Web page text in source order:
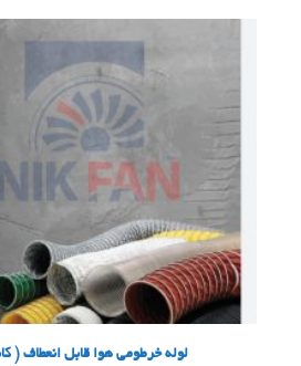
لوله خرطومی هوا قابل انعطاف (